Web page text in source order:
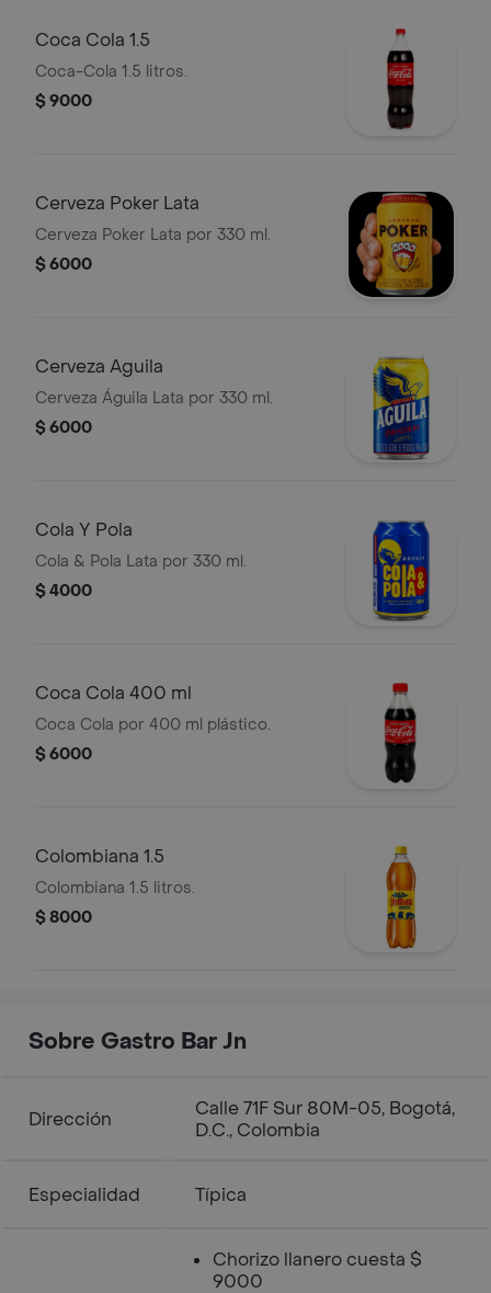
Coca Cola 1.5
Coca-Cola 1.5 litros.
$ 9000
Cerveza Poker Lata
Cerveza Poker Lata por 330 ml.
$ 6000
Cerveza Aguila
Cerveza Águila Lata por 330 ml.
$ 6000
Cola Y Pola
Cola & Pola Lata por 330 ml.
$ 4000
Coca Cola 400 ml
Coca Cola por 400 ml plástico.
$ 6000
Colombiana 1.5
Colombiana 1.5 litros.
$ 8000
Sobre Gastro Bar Jn
Dirección
Calle 71F Sur 80M-05, Bogotá,
D.C., Colombia
Especialidad Típica
Chorizo llanero cuesta $
9000